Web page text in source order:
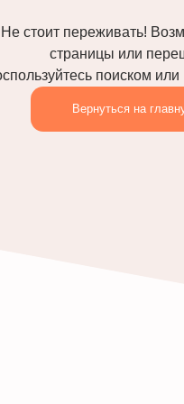
Не стоит переживать!
страницы или
поиском
Вернуться на